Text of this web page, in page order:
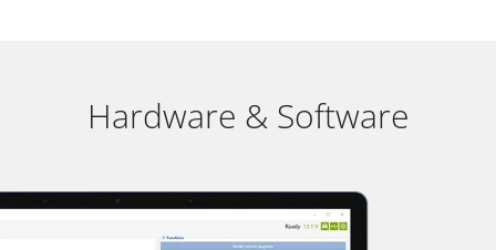
Hardware & Software